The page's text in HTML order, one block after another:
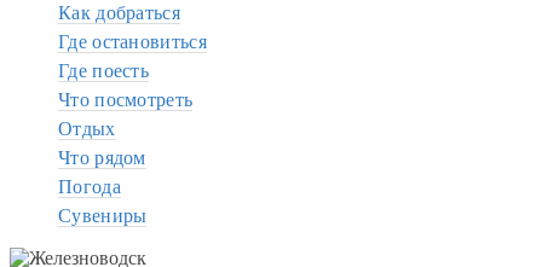
Как добраться
Где остановиться
Где поесть
Что посмотреть
Отдых
Что рядом
Погода
Сувениры